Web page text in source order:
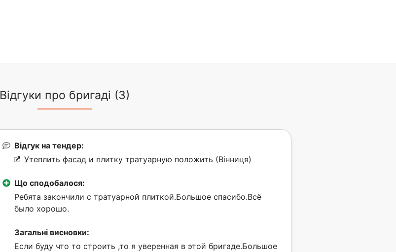
Відгуки про бригаді (3)
Відгук на тендер:
Утеплить фасад и плитку тратуарную положить (Вінниця)
Що сподобалося:
Ребята закончили с тратуарной плиткой.Большое спасибо.Всё
было хорошо.
Загальні висновки:
Если буду что то строить ,то я уверенная в этой бригаде.Большое